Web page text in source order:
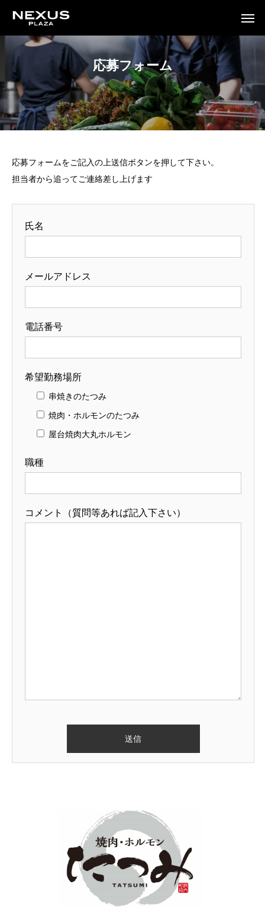
応募フォーム
応募フォームをご記入の上送信ボタンを押して下さい。
担当者から追ってご連絡差し上げます
氏名
メールアドレス
電話番号
希望勤務場所
串焼きのたつみ
焼肉・ホルモンのたつみ
屋台焼肉大丸ホルモン
職種
コメント（質問等あれば記入下さい）